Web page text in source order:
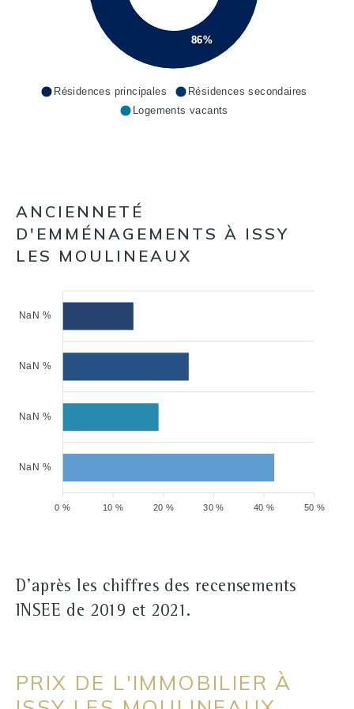
86%
Résidences principales
Résidences secondaires
Logements vacants
ANCIENNETÉ
D'EMMÉNAGEMENTS À ISSY
LES MOULINEAUX
NaN %
NaN %
NaN %
NaN %
50 %
40 %
30 %
20 %
10 %
0 %
D'après les chiffres des recensements
INSEE de 2019 et 2021.
PRIX DE L'IMMOBILIER À